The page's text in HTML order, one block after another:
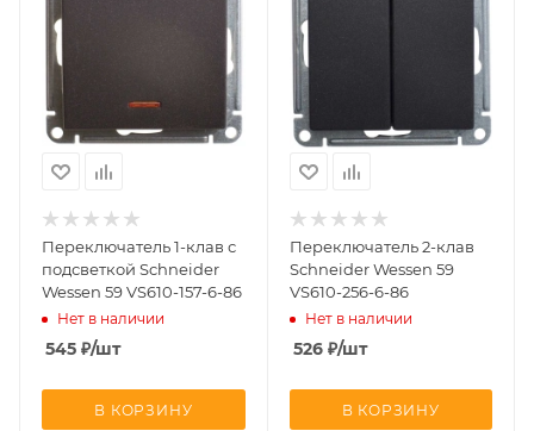
Переключатель 1-клав с
подсветкой Schneider
Wessen 59 VS610-157-6-86
Нет в наличии
545 ₽/шт
В КОРЗИНУ
Переключатель 2-клав
Schneider Wessen 59
VS610-256-6-86
Нет в наличии
526₽/шт
В КОРЗИНУ